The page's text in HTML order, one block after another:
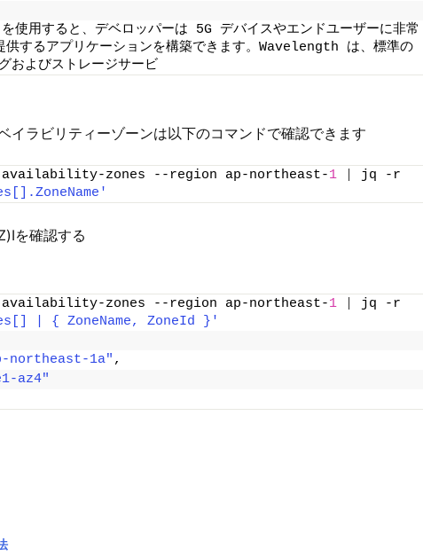
用すると、デベロッパーは 5G デバイスやエンドユーザーに非常
供するアプリケーションを構築できます。Wavelength は、標準の
およびストレージサービ
イラビリティーゾーンは以下のコマンドで確認できます
availability-zones --region ap-northeast-1
を確認する
availability-zones --region ap-northeast-1
| { ZoneName, ZoneId }'
northeast-1a" ,
az4"